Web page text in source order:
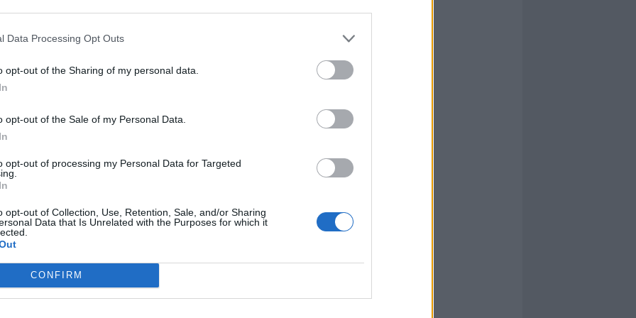
Data Processing Opt Outs
opt-out of the Sharing of my personal data.
opt-out of the Sale of my Personal Data.
opt-out of processing my Personal Data for Targeted
opt-out of Collection, Use, Retention, Sale, and/or Sharing
Data that Is Unrelated with the Purposes for which it
CONFIRM
del cosiddetto super green pass, Ricciardi
anti-Covid, prime e terze dosi, occorre
solo per vaccinati e per chi è guarito»
all’Adnkronos Salute Walter Ricciardi,
ministro della Salute Roberto
docente di Igiene all’università Cattolica
su Twitter ha rilanciato l’appello del
Sanità tedesco, Jens Spahn, ai
«Vaccinati, guariti o morti» entro la fine